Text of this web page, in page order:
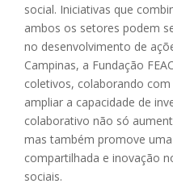
social. Iniciativas que
ambos os setores podem
no desenvolvimento de
Campinas, a Fundação
coletivos, colaborando
ampliar a capacidade de
colaborativo não só
mas também promove
compartilhada e inovação
sociais.